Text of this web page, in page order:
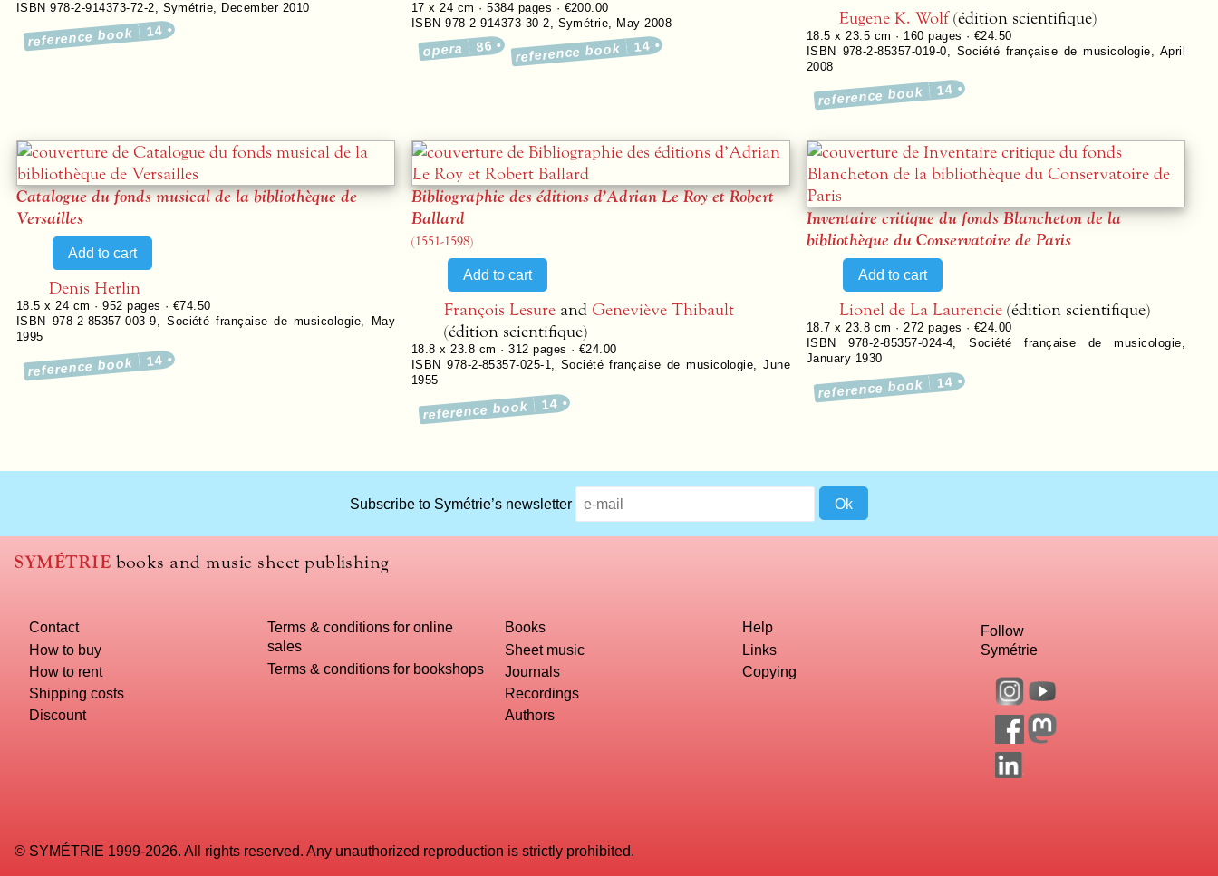
ISBN 978-2-914373-72-2
Symétrie December 2010
reference book 14
17 x 24 cm ·5384 pages · €200.00
ISBN 978-2-914373-30-2
Symétrie May 2008
opera 86 reference book 14
Eugene K. Wolf(édition scientifique)
18.5 x 23.5 cm · 160 pages · €24.50
ISBN 978-2-85357-019-0
Société française de musicologie
April
2008
reference book 14
Catalogue du fonds musical de la bibliothèque de
Versailles
Denis Herlin
18.5 x 24 cm ·952 pages · €74.50
ISBN 978-2-85357-003-9,Société française de musicologie,
May
1995
reference book 14
Bibliographie des éditions d’Adrian Le Roy et Robert
Ballard
(1551-1598)
François Lesure and Geneviève Thibault
(édition scientifique)
18.8 x 23.8 cm ·312 pages · €24.00
ISBN 978-2-85357-025-1, Société française de musicologie,June
1955
reference book 14
Inventaire critique du fonds Blancheton de la
bibliothèque du Conservatoire de Paris
Lionel de La Laurencie (édition scientifique)
18.7 x 23.8 cm ·272 pages · €24.00
ISBN 978-2-85357-024-4,Société française de musicologie,
January 1930
reference book 14
Subscribe to Symétrie’s newsletter
SYMÉTRIE books and music sheet publishing
Contact
How to buy
How to rent
Shipping costs
Discount
Terms & conditions for online
sales
Terms & conditions for bookshops
Books
Sheet music
Journals
Recordings
Authors
Help
Links
Copying
Follow
Symétrie
© SYMÉTRIE 1999-2026. All rights reserved. Any unauthorized reproduction is strictly prohibited.